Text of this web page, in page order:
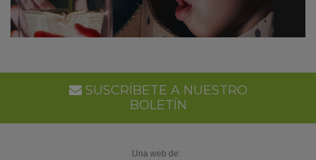
SUSCRÍBETE A NUESTRO
BOLETÍN
Una web de: